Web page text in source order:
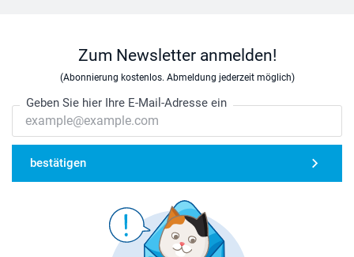
Zum Newsletter anmelden!
(Abonnierung kostenlos. Abmeldung jederzeit möglich)
Geben Sie hier Ihre E-Mail-Adresse ein
bestätigen